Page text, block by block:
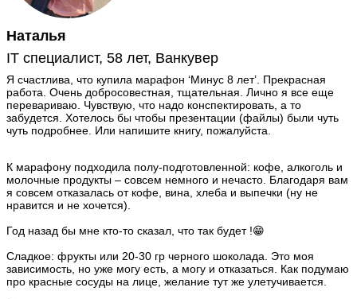
Наталья
IT специалист, 58 лет, Ванкувер
Я счастлива, что купила марафон ‘Минус 8 лет’. Прекрасная
работа. Очень добросовестная, тщательная. Лично я все еще
перевариваю. Чувствую, что надо конспектировать, а то
забудется. Хотелось бы чтобы презентации (файлы) были чуть
чуть подробнее. Или напишите книгу, пожалуйста.
К марафону подходила полу-подготовленной: кофе, алкоголь и
молочные продукты – совсем немного и нечасто. Благодаря вам
я совсем отказалась от кофе, вина, хлеба и выпечки (ну не
нравится и не хочется).
Год назад бы мне кто-то сказал, что так будет !😁
Сладкое: фрукты или 20-30 гр черного шоколада. Это моя
зависимость, но уже могу есть, а могу и отказаться. Как подумаю
про красные сосуды на лице, желание тут же улетучивается.